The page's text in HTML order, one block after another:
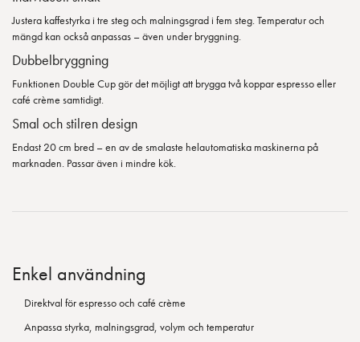
Justera kaffestyrka i tre steg och malningsgrad i fem steg. Temperatur och
mängd kan också anpassas – även under bryggning.
Dubbelbryggning
Funktionen Double Cup gör det möjligt att brygga två koppar espresso eller
café crème samtidigt.
Smal och stilren design
Endast 20 cm bred – en av de smalaste helautomatiska maskinerna på
marknaden. Passar även i mindre kök.
Enkel användning
Direktval för espresso och café crème
Anpassa styrka, malningsgrad, volym och temperatur